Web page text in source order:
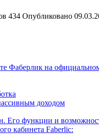
434 Опубликовано
Фаберлик на
доходом
Его функции и
кабинета Faberlic: